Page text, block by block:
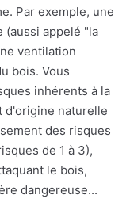
Par exemple, une
(aussi appelé "la
ventilation
bois. Vous
inhérents à la
d'origine naturelle
des risques
de 1 à 3),
le bois,
dangereuse...